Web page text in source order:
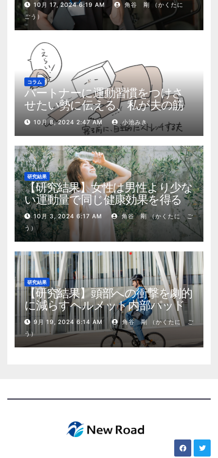
10月 17, 2024 6:19 AM
角谷 剛 （かくたに
ごう）
コラム
パートナーに運動習慣をつけさ
せたい勢に伝える、私が夫の筋
肉量を2kg増やした5ステップ
10月 8, 2024 2:47 AM 小池みき
研究結果
【研究結果】女性は男性より少な
い運動量で同じ健康効果を得る
10月 3, 2024 6:17 AM
角谷 剛 （かくたに ご
う）
研究結果
【研究結果】頭部への衝撃を劇的
に減らすヘルメット内部パッド
9月 19, 2024 6:14 AM
角谷 剛 （かくたに ご
う）